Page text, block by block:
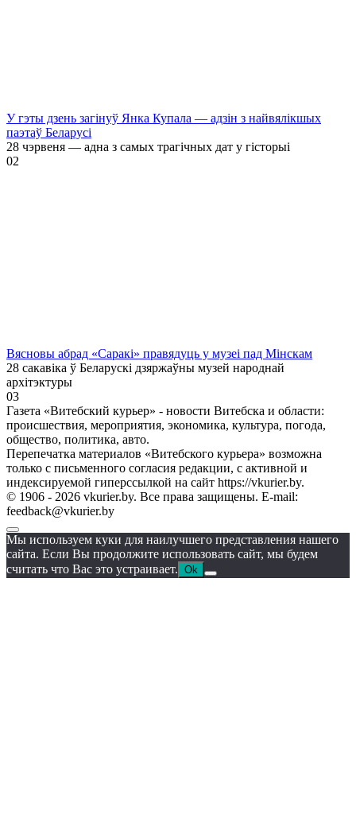
У гэты дзень загінуў Янка Купала — адзін з найвялікшых
паэтаў Беларусі
28 чэрвеня — адна з самых трагічных дат у гісторыі
02
Вясновы абрад «Саракі» правядуць у музеі пад Мінскам
28 сакавіка ў Беларускі дзяржаўны музей народнай
архітэктуры
03
Газета «Витебский курьер» - новости Витебска и области:
происшествия, мероприятия, экономика, культура, погода,
общество, политика, авто.
Перепечатка материалов «Витебского курьера» возможна
только с письменного согласия редакции, с активной и
индексируемой гиперссылкой на сайт https://vkurier.by.
© 1906 - 2026 vkurier.by. Все права защищены. E-mail:
feedback@vkurier.by
Мы используем куки для наилучшего представления нашего
сайта. Если Вы продолжите использовать сайт, мы будем
считать что Вас это устраивает. Ok